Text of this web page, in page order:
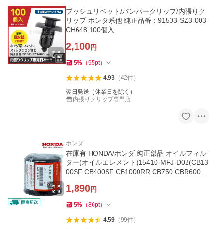
プッシュリベット/バンパークリップ/内張りク
リップ ホンダ系他 純正品番：91503-SZ3-003
CH648 100個入
2,100円
5% （95pt）
4.93（42件）
翌日発送（休業日を除く）
内張りクリップ専門店
ホンダ
在庫有 HONDA/ホンダ 純正部品 オイルフィル
ター(オイルエレメント)15410-MFJ-D02(CB13
00SF CB400SF CB1000RR CB750 CBR600R
1,890円
5% （86pt）
4.59（99件）